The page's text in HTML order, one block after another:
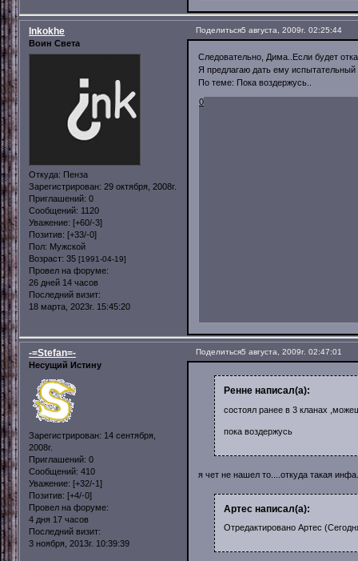
Поделиться5 августа, 2009г. 02:25:44
Inkokhe
Воин Света
Откуда: Пенза
Зарегистрирован: 29 октября, 2008г.
Приглашений: 0
Сообщений: 1120
Уважение: [+60/-3]
Позитив: [+33/-0]
Пол: Мужской
Возраст: 35 [1991-04-19]
Провел на форуме:
26 дней 14 часов
Последний визит:
18 марта, 2023г. 15:45:20
Следовательно, Дима..Если будет
Я предлагаю дать ему испытательный
По теме: Пока воздержусь..
0
Поделиться5 августа, 2009г. 02:47:01
-=Stefan=-
Несущий Истину
Зарегистрирован: 14 сентября,
2008г.
Приглашений: 0
Сообщений: 410
Уважение: [+32/-1]
Позитив: [+4/-0]
Провел на форуме:
4 дня 17 часов
Последний визит:
3 ноября, 2013г. 10:39:39
Ренне написал(а):
состоял ранее в 3 кланах
пока воздержусь
я чет не нашел то....откуда такая
Артес написал(а):
Отредактировано Артес